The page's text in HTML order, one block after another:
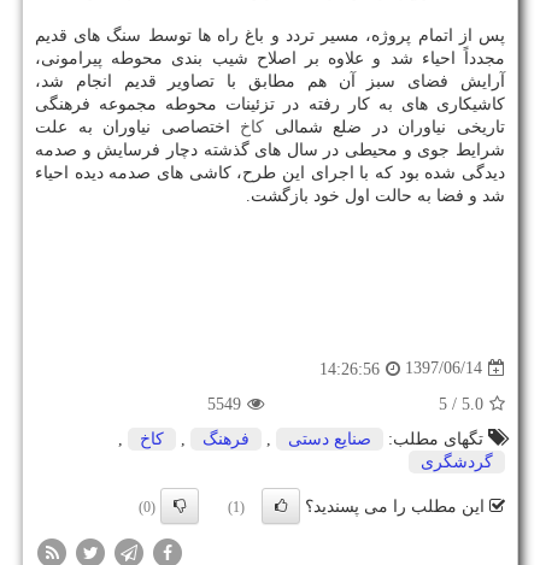
پس از اتمام پروژه، مسیر تردد و باغ راه ها توسط سنگ های قدیم
مجدداً احیاء شد و علاوه بر اصلاح شیب ­بندی محوطه پیرامونی،
آرایش فضای سبز آن هم مطابق با تصاویر قدیم انجام شد،
كاشیكاری های به كار رفته در تزئینات محوطه مجموعه فرهنگی
تاریخی نیاوران در ضلع شمالی كاخ اختصاصی نیاوران به علت
شرایط جوی و محیطی در سال های گذشته دچار فرسایش و صدمه
دیدگی شده بود كه با اجرای این طرح، كاشی های صدمه دیده احیاء
شد و فضا به حالت اول خود بازگشت.
1397/06/14
14:26:56
5.0
/ 5
5549
تگهای مطلب:
صنایع دستی , فرهنگ , كاخ
,
گردشگری
این مطلب را می پسندید؟ (1)
(0)